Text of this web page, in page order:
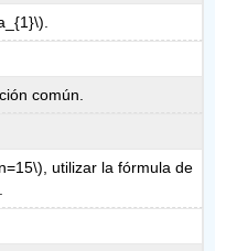
común.
, utilizar la fórmula de